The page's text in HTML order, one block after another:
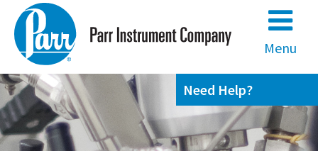
content
Menu
Need Help?